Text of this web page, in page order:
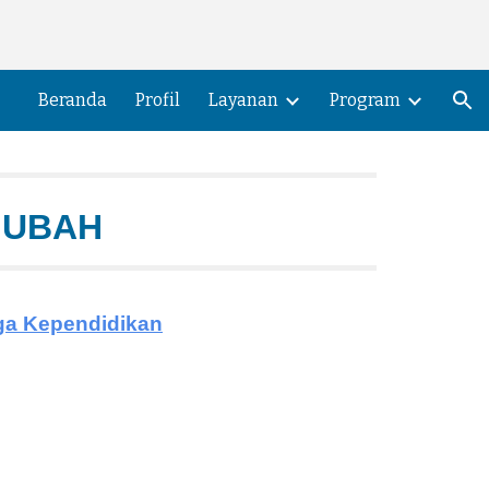
Beranda Profil Layanan Program
Kependidikan